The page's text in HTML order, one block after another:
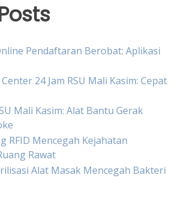
Pendaftaran Berobat: Aplikasi
24 Jam RSU Mali Kasim: Cepat
Mali Kasim: Alat Bantu Gerak
RFID Mencegah Kejahatan
Rawat
Alat Masak Mencegah Bakteri